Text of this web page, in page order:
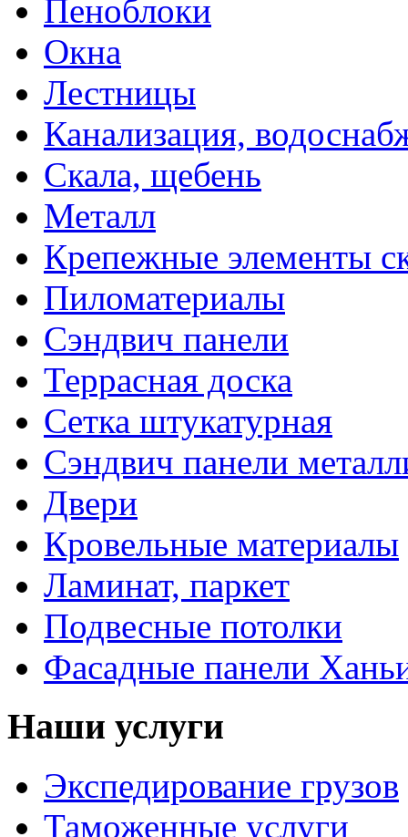
Пеноблоки
Окна
Лестницы
Канализация,
Скала, щебень
Металл
Крепежные элементы
Пиломатериалы
Сэндвич панели
Террасная доска
Сетка штукатурная
Сэндвич панели
Двери
Кровельные материалы
Ламинат, паркет
Подвесные потолки
Фасадные панели
Наши услуги
Экспедирование грузов
Таможенные услуги